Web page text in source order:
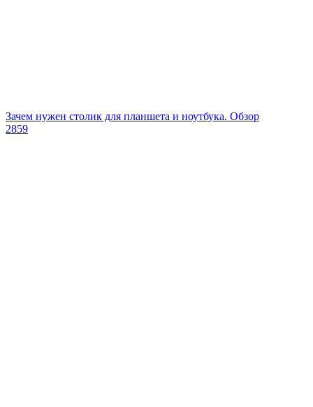
Зачем нужен столик для планшета и ноутбука. Обзор
2859